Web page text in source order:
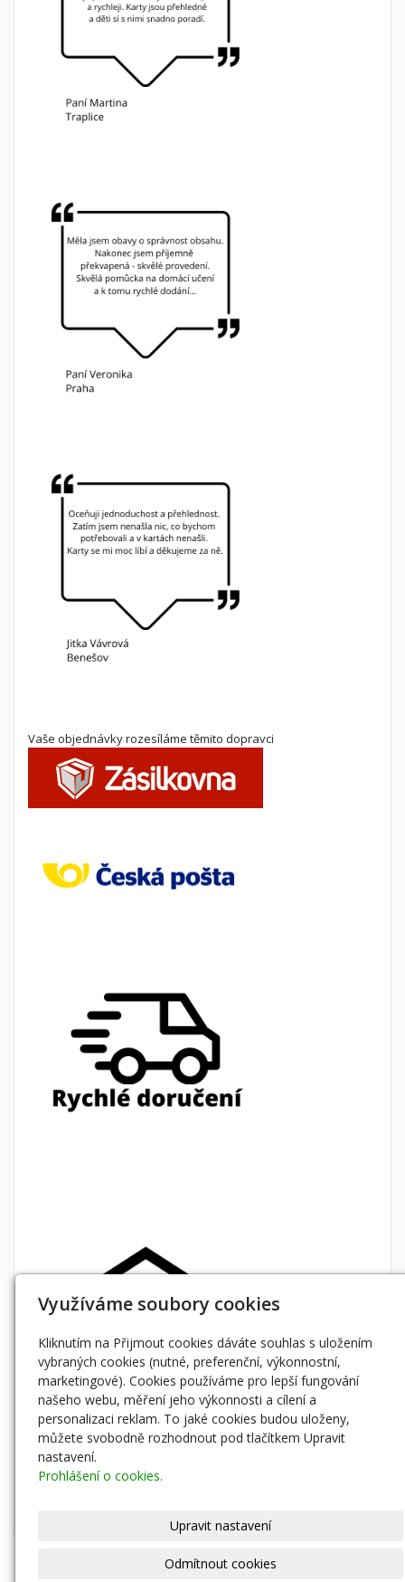
Vaše objednávky rozesíláme těmito dopravci
Využíváme soubory cookies
Kliknutím na Přijmout cookies dáváte souhlas s uložením
vybraných cookies (nutné, preferenční, výkonnostní,
marketingové). Cookies používáme pro lepší fungování
našeho webu, měření jeho výkonnosti a cílení a
personalizaci reklam. To jaké cookies budou uloženy,
můžete svobodně rozhodnout pod tlačítkem Upravit
nastavení.
Prohlášení o cookies.
Upravit nastavení
Odmítnout cookies